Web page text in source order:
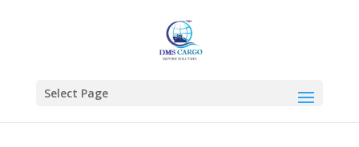
Select Page